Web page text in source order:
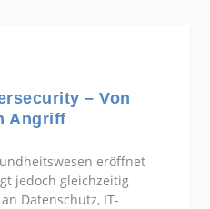
– Von
Angriff
eröffnet
jedoch gleichzeitig
Datenschutz, IT-